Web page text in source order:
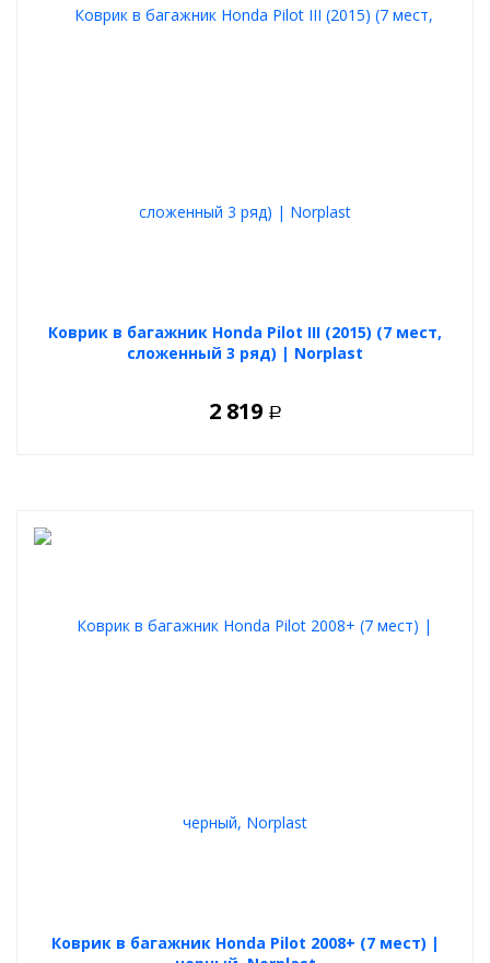
Коврик в багажник Honda Pilot III (2015) (7 мест,
сложенный 3 ряд) | Norplast
2 819 Р
Коврик в багажник Honda Pilot 2008+ (7 мест) |